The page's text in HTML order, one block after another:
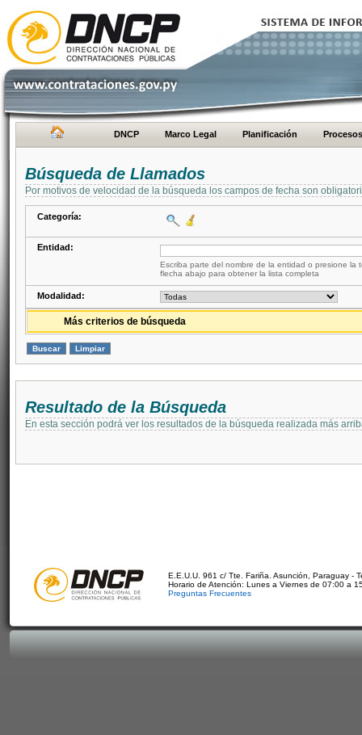
DNCP Marco Legal Planificación Procesos
Búsqueda de Llamados
Por motivos de velocidad de la búsqueda los campos de fecha son
Categoría:
Entidad:
Escriba parte del nombre de la entidad o presione la
flecha abajo para obtener la lista completa
Modalidad:
Más criterios de búsqueda
Resultado de la Búsqueda
En esta sección podrá ver los resultados de la búsqueda realizada más
E.E.U.U. 961 c/ Tte. Fariña. Asunción, Paraguay -
Horario de Atención: Lunes a Viernes de 07:00 a
Preguntas Frecuentes